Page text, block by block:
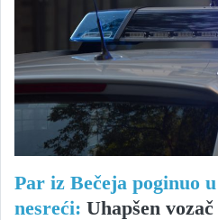
Par iz Bečeja poginuo
nesreći: Uhapšen